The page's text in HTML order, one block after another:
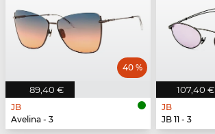
89,40 €
40 %
JB
Avelina - 3
107,40 €
JB
JB 11 - 3